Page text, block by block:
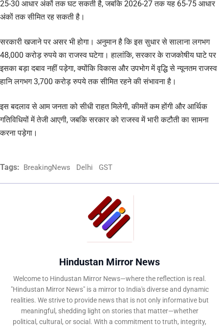
25-30 आधार अंकों तक घट सकती है, जबकि 2026-27 तक यह 65-75 आधार
अंकों तक सीमित रह सकती है।
सरकारी खजाने पर असर भी होगा। अनुमान है कि इस सुधार से सालाना लगभग
48,000 करोड़ रुपये का राजस्व घटेगा। हालांकि, सरकार के राजकोषीय घाटे पर
इसका बड़ा दबाव नहीं पड़ेगा, क्योंकि विकास और उपभोग में वृद्धि से न्यूनतम राजस्व
हानि लगभग 3,700 करोड़ रुपये तक सीमित रहने की संभावना है।
इस बदलाव से आम जनता को सीधी राहत मिलेगी, कीमतें कम होंगी और आर्थिक
गतिविधियों में तेजी आएगी, जबकि सरकार को राजस्व में भारी कटौती का सामना
करना पड़ेगा।
Tags: BreakingNews Delhi GST
Hindustan Mirror News
Welcome to Hindustan Mirror News—where the reflection is real.
"Hindustan Mirror News" is a mirror to India's diverse and dynamic
realities. We strive to provide news that is not only informative but
meaningful, shedding light on stories that matter—whether
political, cultural, or social. With a commitment to truth, integrity,